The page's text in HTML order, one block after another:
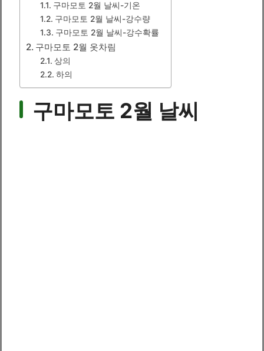
구마모토 2월 날씨-기온
구마모토 2월 날씨-강수량
구마모토 2월 날씨-강수확률
구마모토 2월 옷차림
상의
하의
구마모토 2월 날씨